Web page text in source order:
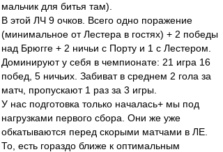
мальчик для битья там).
В этой ЛЧ 9 очков. Всего одно поражение
(минимальное от Лестера в гостях) + 2 победы
над Брюгге + 2 ничьи с Порту и 1 с Лестером.
Доминируют у себя в чемпионате: 21 игра 16
побед, 5 ничьих. Забиват в среднем 2 гола за
матч, пропускают 1 раз за 3 игры.
У нас подготовка только началась+ мы под
нагрузками первого сбора. Они же уже
обкатываются перед скорыми матчами в ЛЕ.
То, есть гораздо ближе к оптимальным